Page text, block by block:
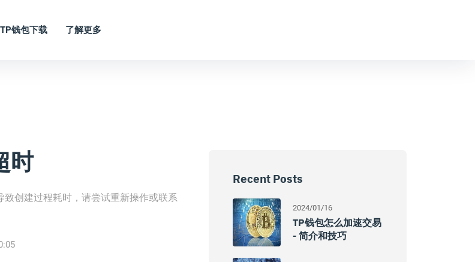
TP钱包下载 了解更多
时
创建过程耗时，请尝试重新操作或联系
Recent Posts
2024/01/16
TP钱包怎么加速交易
- 简介和技巧